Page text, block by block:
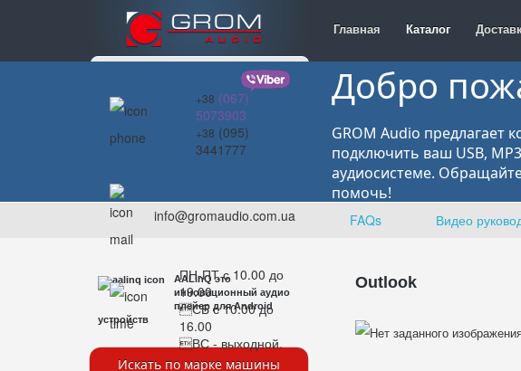
Главная Каталог
+38 (067)
5073903
+38 (095)
3441777
info@gromaudio.com.ua
ПН-ПТ с 10.00 до
19.00
СБ с 10.00 до
16.00
ВС - выходной.
AALinQ это
инновационный аудио
плейер для Android
устройств
Искать по марке машины
Добро
GROM Audio
подключить ваш USB,
аудиосистеме.
помочь!
FAQs Видео
Outlook